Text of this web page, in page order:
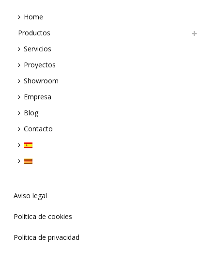
Home
Productos
Servicios
Proyectos
Showroom
Empresa
Blog
Contacto
Aviso legal
Política de cookies
Política de privacidad